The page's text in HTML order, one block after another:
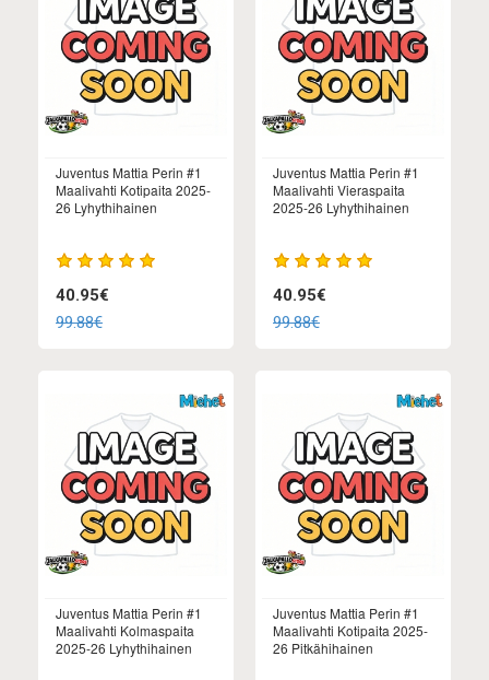
Juventus Mattia Perin #1
Maalivahti Kotipaita 2025-
26 Lyhythihainen
40.95€
99.88€
Juventus Mattia Perin #1
Maalivahti Vieraspaita
2025-26 Lyhythihainen
40.95€
99.88€
Juventus Mattia Perin #1
Maalivahti Kolmaspaita
2025-26 Lyhythihainen
Juventus Mattia Perin #1
Maalivahti Kotipaita 2025-
26 Pitkähihainen